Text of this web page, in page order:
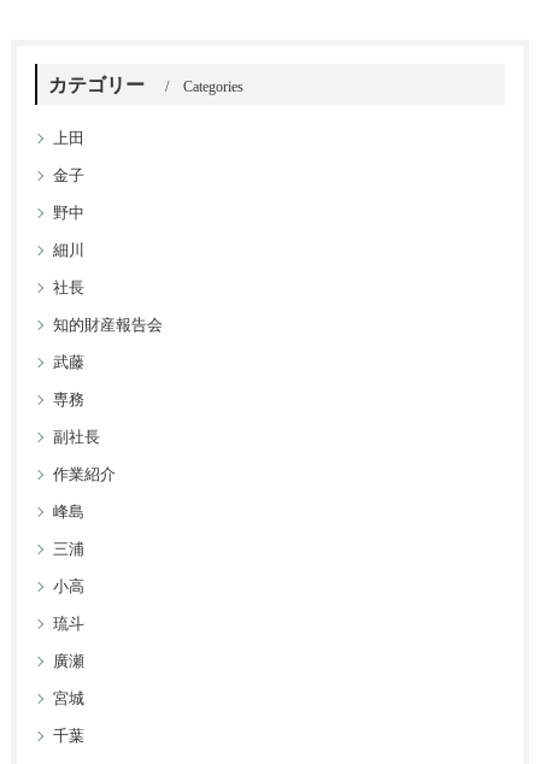
カテゴリー Categories
上田
金子
野中
細川
社長
知的財産報告会
武藤
専務
副社長
作業紹介
峰島
三浦
小高
琉斗
廣瀬
宮城
千葉